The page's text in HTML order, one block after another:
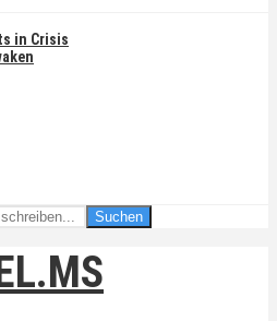
in Crisis
Suchen